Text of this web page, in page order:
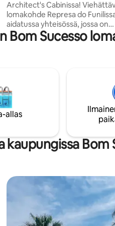
Architect's Cabinissa!
lomakohde Represa do
aidatussa yhteisössä, jossa on
perhehenkinen tunnelma ja
näköala järvelle. Kohteessa on
riippumatto ja leikkikenttä. Vain
minuutin päässä UFLA:sta,
päällystetyllä tiellä ja helppo
supermarketteihin,
muihin tärkeisiin palveluihin.
Sucesso
allas
Bom